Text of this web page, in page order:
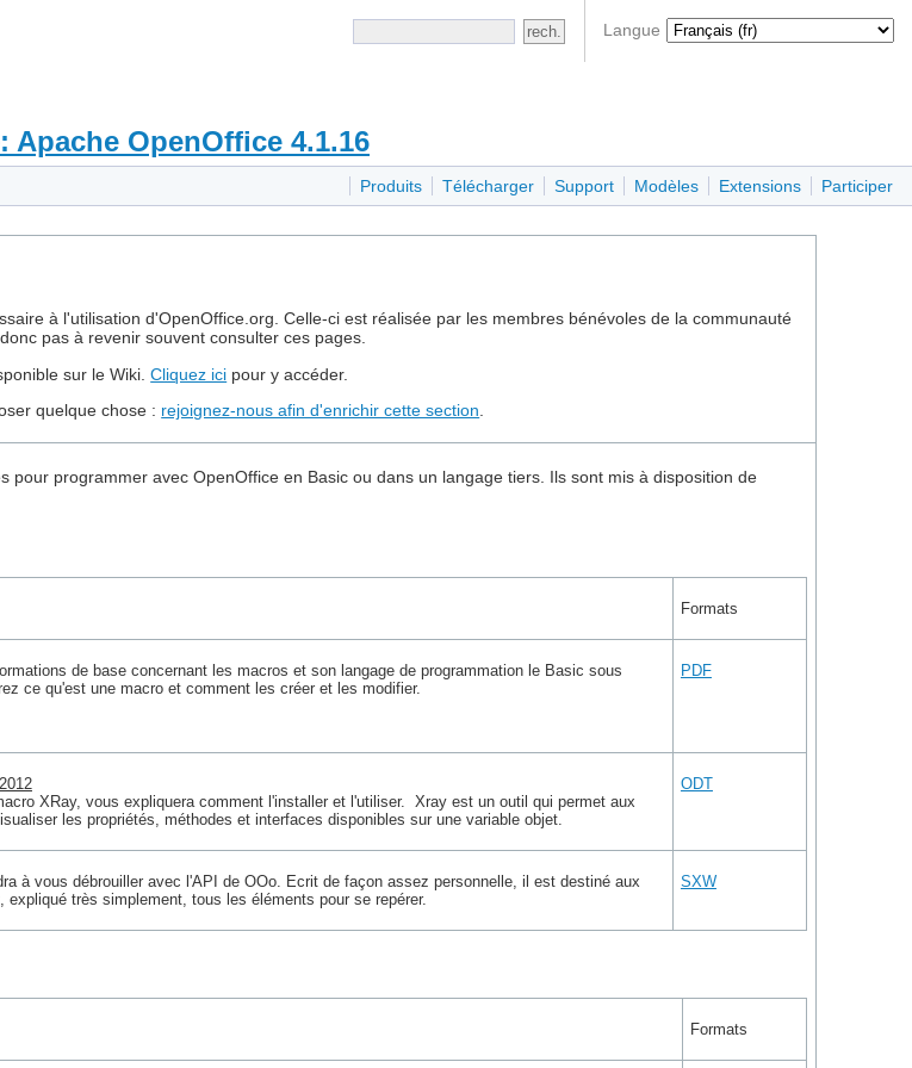
Langue
Apache OpenOffice 4.1.16
Produits Télécharger Support Modèles Extensions Participer
à l'utilisation d'OpenOffice.org. Celle-ci est réalisée par les membres bénévoles de la communauté
pas à revenir souvent consulter ces pages.
sur le Wiki.Cliquez ici pour y accéder.
quelque chose : rejoignez-nous afin d'enrichir cette section
pour programmer avec OpenOffice en Basic ou dans un langage tiers. Ils sont mis à disposition de
Formats
de base concernant les macros et son langage de programmation le Basic sous
ce qu'est une macro et comment les créer et les modifier.
PDF
XRay, vous expliquera comment l'installer et l'utiliser. Xray est un outil qui permet aux
les propriétés, méthodes et interfaces disponibles sur une variable objet.
ODT
à vous débrouiller avec l'API de OOo. Ecrit de façon assez personnelle, il est destiné aux
très simplement, tous les éléments pour se repérer.
SXW
Formats